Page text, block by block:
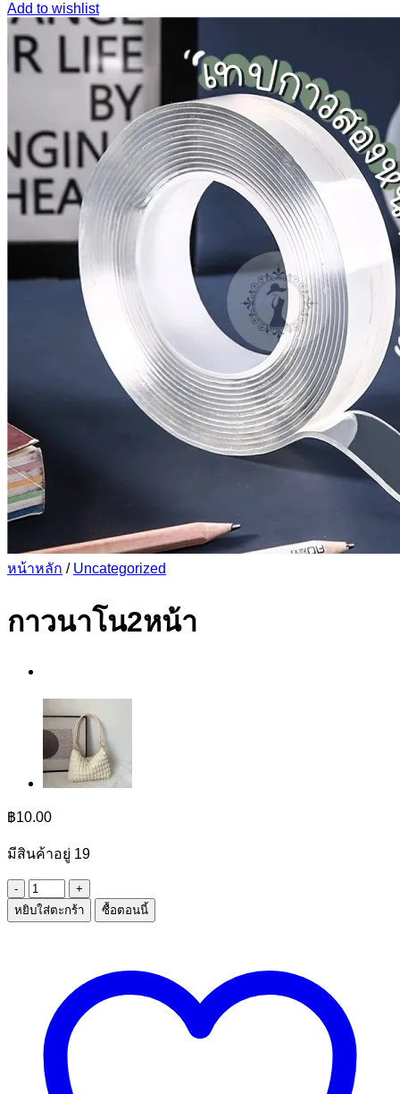
Add to wishlist
หน้าหลัก / Uncategorized
กาวนาโน2หน้า
฿10.00
มีสินค้าอยู่ 19
จำนวน
กาว
หยิบใส่ตะกร้า ซื้อตอนนี้